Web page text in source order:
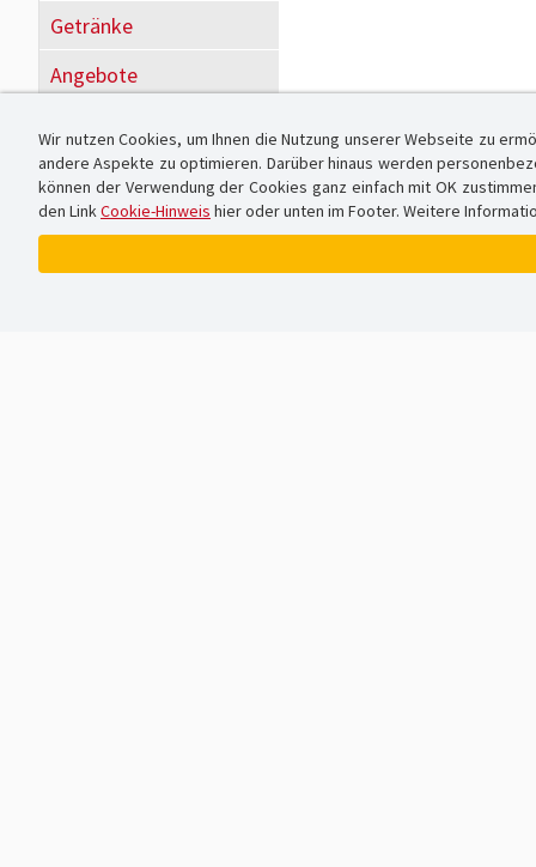
Getränke
Angebote
Wir nutzen Cookies, um Ihnen die Nutzung unserer Webseite zu
andere Aspekte zu optimieren. Darüber hinaus werden
können der Verwendung der Cookies ganz einfach mit OK
den LinkCookie-Hinweis hier oder unten im Footer. Weitere